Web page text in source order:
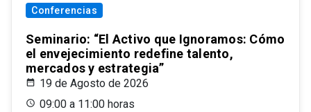
Conferencias
Seminario: “El Activo que Ignoramos: Cómo
el envejecimiento redefine talento,
mercados y estrategia”
19 de Agosto de 2026
09:00 a 11:00 horas